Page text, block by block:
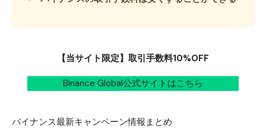
【当サイト限定】取引手数料10%OFF
Binance Global公式サイトはこちら
バイナンス最新キャンペーン情報まとめ